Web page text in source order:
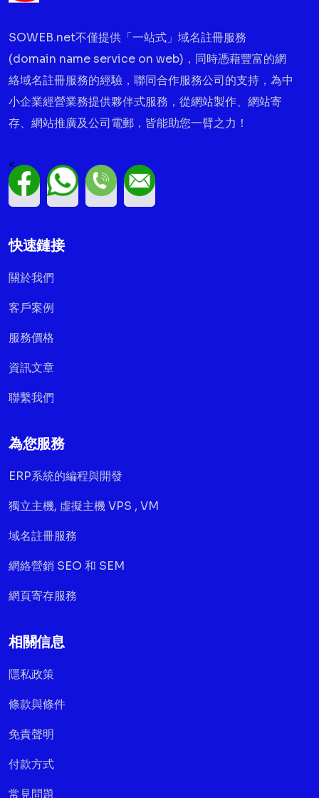
SOWEB.net不僅提供「一站式」域名註冊服務
(domain name service on web)，同時憑藉豐富的網
絡域名註冊服務的經驗，聯同合作服務公司的支持，為中
小企業經營業務提供夥伴式服務，從網站製作、網站寄
存、網站推廣及公司電郵，皆能助您一臂之力！
<
快速鏈接
關於我們
客戶案例
服務價格
資訊文章
聯繫我們
為您服務
ERP系統的編程與開發
獨立主機, 虛擬主機 VPS , VM
域名註冊服務
網絡營銷 SEO 和 SEM
網頁寄存服務
相關信息
隱私政策
條款與條件
免責聲明
付款方式
常見問題